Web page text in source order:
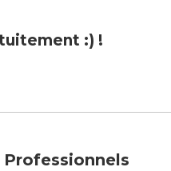
:) !
Professionnels